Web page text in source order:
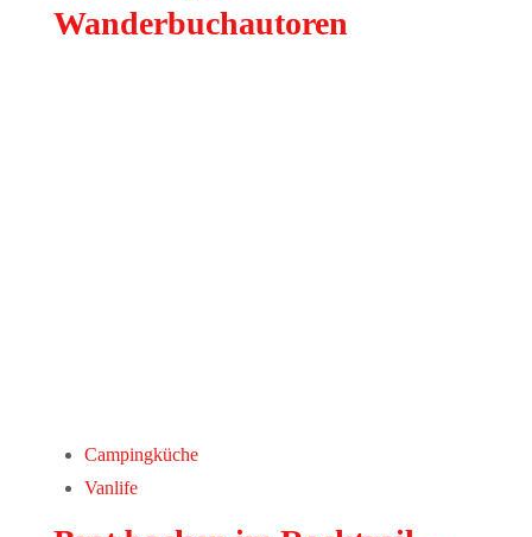
Wanderbuchautoren
Campingküche
Vanlife